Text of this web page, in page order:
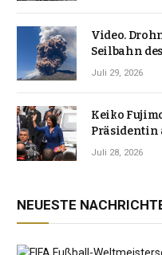
Video.
Seilbahn
Juli 29, 2026
Keiko
Präsidentin
Jahrzehnt
Juli 28, 2026
NEUESTE